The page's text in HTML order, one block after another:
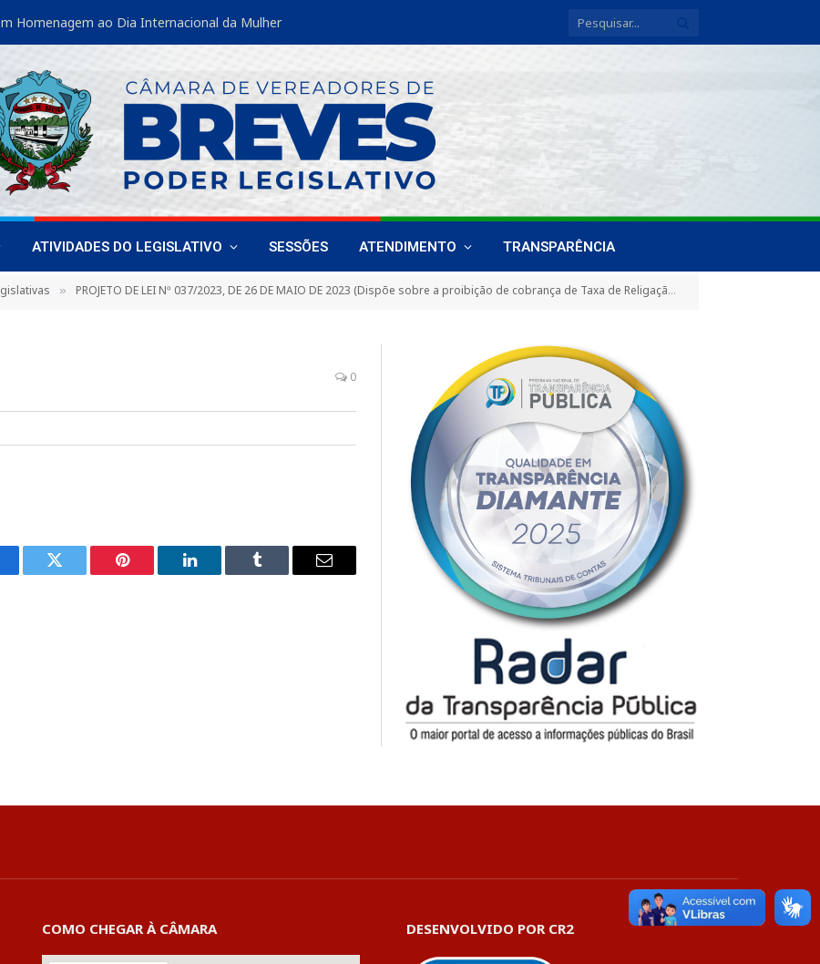
Homenagem ao Dia Internacional da Mulher
ATIVIDADES DO LEGISLATIVO SESSÕES ATENDIMENTO TRANSPARÊNCIA
» PROJETO DE LEI Nº 037/2023, DE 26 DE MAIO DE 2023 (Dispõe sobre a proibição de cobrança de Taxa de Religação, Taxa de Corte e Taxa de Urgência, no fornecimento de energia elétrica e dá outras providências)
0
Twitter Pinterest LinkedIn Tumblr
E-
COMO CHEGAR À CÂMARA DESENVOLVIDO POR CR2